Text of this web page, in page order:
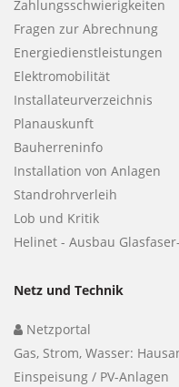
Zahlungsschwierigkeiten
Fragen zur Abrechnung
Energiedienstleistungen
Elektromobilität
Installateurverzeichnis
Planauskunft
Bauherreninfo
Installation von Anlagen
Standrohrverleih
Lob und Kritik
Helinet - Ausbau
Netz und Technik
Netzportal
Gas, Strom, Wasser:
Einspeisung / PV-Anlagen